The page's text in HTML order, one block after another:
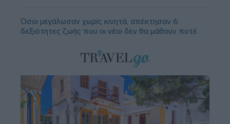
Όσοι μεγάλωσαν χωρίς κινητά, απέκτησαν 6
δεξιότητες ζωής που οι νέοι δεν θα μάθουν ποτέ